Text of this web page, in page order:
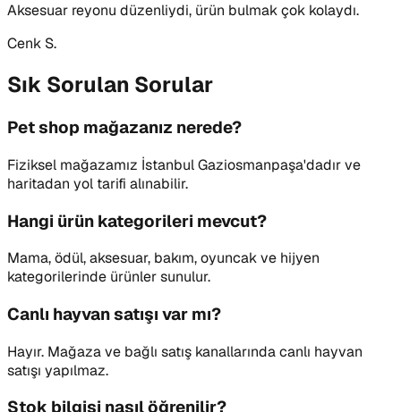
Aksesuar reyonu düzenliydi, ürün bulmak çok kolaydı.
Cenk S.
Sık Sorulan Sorular
Pet shop mağazanız nerede?
Fiziksel mağazamız İstanbul Gaziosmanpaşa'dadır ve
haritadan yol tarifi alınabilir.
Hangi ürün kategorileri mevcut?
Mama, ödül, aksesuar, bakım, oyuncak ve hijyen
kategorilerinde ürünler sunulur.
Canlı hayvan satışı var mı?
Hayır. Mağaza ve bağlı satış kanallarında canlı hayvan
satışı yapılmaz.
Stok bilgisi nasıl öğrenilir?